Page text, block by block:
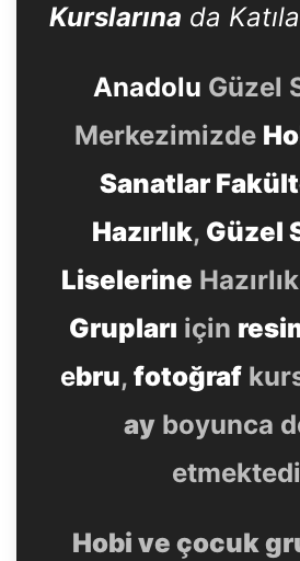
Kurslarına da
Anadolu Güzel
Merkezimizde
Sanatlar
Hazırlık, Güzel
Liselerine
Grupları için
ebru, fotoğraf
ay boyunca
Hobi ve çocuk